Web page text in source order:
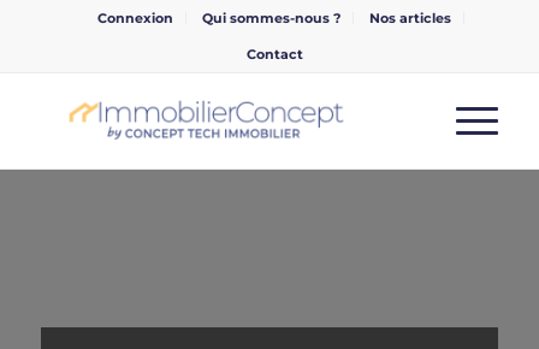
Connexion Qui sommes-nous ? Nos articles
Contact